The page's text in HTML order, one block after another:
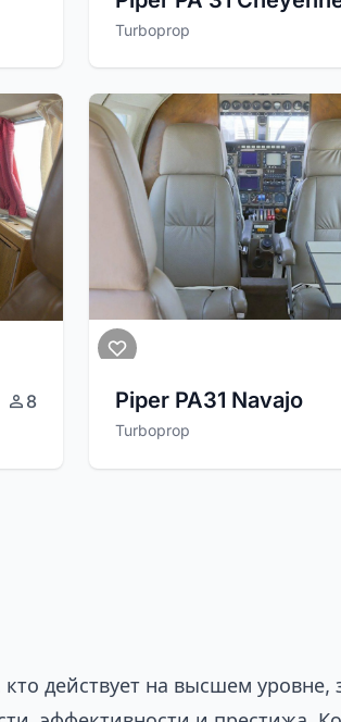
Turboprop
8 Piper PA31 Navajo
Turboprop
действует на высшем уровне,